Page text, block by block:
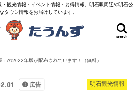
観光情報・イベント情報・お得情報。明石駅周辺や明石公
タウン情報をお届けしています。
search
の2022年版が配布されています！（無料）
明石観光情報
広告